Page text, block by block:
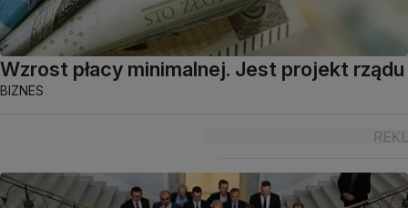
Wzrost płacy minimalnej. Jest projekt rządu
BIZNES